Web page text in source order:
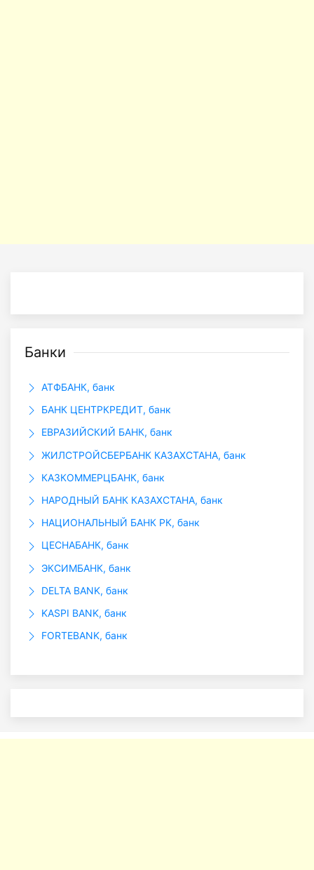
Банки
АТФБАНК, банк
БАНК ЦЕНТРКРЕДИТ, банк
ЕВРАЗИЙСКИЙ БАНК, банк
ЖИЛСТРОЙСБЕРБАНК КАЗАХСТАНА, банк
КАЗКОММЕРЦБАНК, банк
НАРОДНЫЙ БАНК КАЗАХСТАНА, банк
НАЦИОНАЛЬНЫЙ БАНК РК, банк
ЦЕСНАБАНК, банк
ЭКСИМБАНК, банк
DELTA BANK, банк
KASPI BANK, банк
FORTEBANK, банк